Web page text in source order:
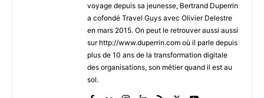
voyage depuis sa jeunesse, Bertrand Duperrin
a cofondé Travel Guys avec Olivier Delestre
en mars 2015. On peut le retrouver aussi aussi
sur http://www.duperrin.com où il parle depuis
plus de 10 ans de la transformation digitale
des organisations, son métier quand il est au
sol.